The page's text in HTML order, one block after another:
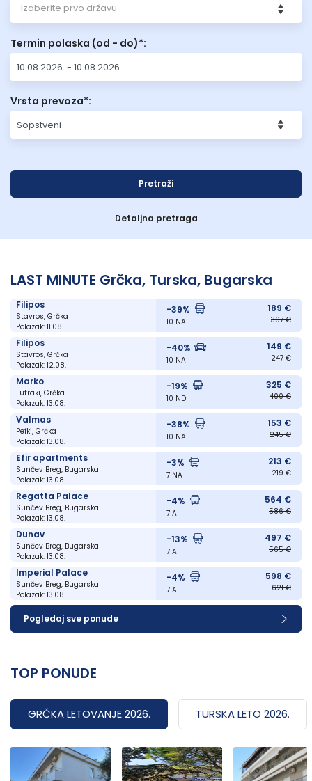
Izaberite prvo državu
Termin polaska (od - do)*:
Vrsta prevoza*:
Pretraži
Detaljna pretraga
LAST MINUTE Grčka, Turska, Bugarska
Filipos
Stavros, Grčka
Polazak: 11.08.
-39%
10 NA
189 €
307 €
Filipos
Stavros, Grčka
Polazak: 12.08.
-40%
10 NA
149 €
247 €
Marko
Lutraki, Grčka
Polazak: 13.08.
-19%
10 ND
325 €
400 €
Valmas
Pefki, Grčka
Polazak: 13.08.
-38%
10 NA
153 €
245 €
Efir apartments
Sunčev Breg, Bugarska
Polazak: 13.08.
-3%
7 NA
213 €
219 €
Regatta Palace
Sunčev Breg, Bugarska
Polazak: 13.08.
-4%
7 AI
564 €
586 €
Dunav
Sunčev Breg, Bugarska
Polazak: 13.08.
-13%
7 AI
497 €
565 €
Imperial Palace
Sunčev Breg, Bugarska
Polazak: 13.08.
-4%
7 AI
598 €
621 €
Pogledaj sve ponude
TOP PONUDE
GRČKA LETOVANJE 2026. TURSKA LETO 2026.
Vrdnik